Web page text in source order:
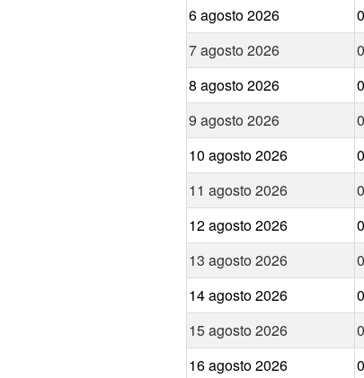
6 agosto 2026
7 agosto 2026
8 agosto 2026
9 agosto 2026
10 agosto 2026
11 agosto 2026
12 agosto 2026
13 agosto 2026
14 agosto 2026
15 agosto 2026
16 agosto 2026